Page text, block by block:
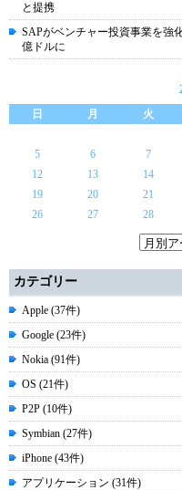
と提携
SAPがベンチャー投資事業を強
億ドルに
日
月 火
5
6 7
12
13 14
19
20 21
26
27 28
カテゴリー
Apple (37件)
Google (23件)
Nokia (91件)
OS (21件)
P2P (10件)
Symbian (27件)
iPhone (43件)
アプリケーション (31件)